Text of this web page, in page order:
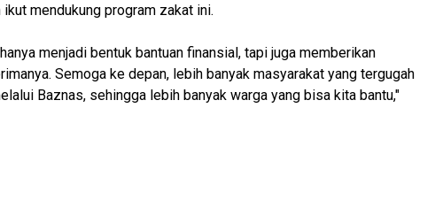
mendukung program zakat ini.
menjadi bentuk bantuan finansial, tapi juga memberikan
Semoga ke depan, lebih banyak masyarakat yang tergugah
Baznas, sehingga lebih banyak warga yang bisa kita bantu,"